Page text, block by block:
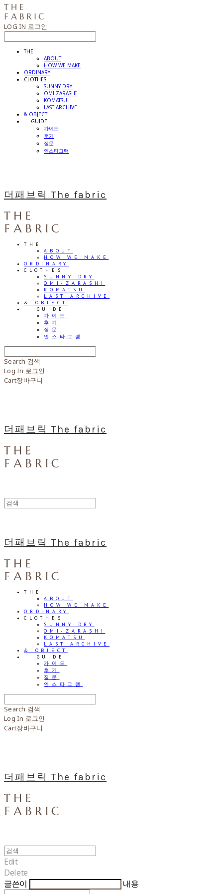
LOG IN 로그인
THE
ABOUT
HOW WE MAKE
ORDINARY
CLOTHES
SUNNY DRY
OMI-ZARASHI
KOMATSU
LAST ARCHIVE
& OBJECT
⠀⠀GUIDE
가이드
후기
질문
인스타그램
더패브릭 The fabric
THE
ABOUT
HOW WE MAKE
ORDINARY
CLOTHES
SUNNY DRY
OMI-ZARASHI
KOMATSU
LAST ARCHIVE
& OBJECT
⠀⠀GUIDE
가이드
후기
질문
인스타그램
Search 검색
Log In 로그인
Cart장바구니
더패브릭 The fabric
더패브릭 The fabric
THE
ABOUT
HOW WE MAKE
ORDINARY
CLOTHES
SUNNY DRY
OMI-ZARASHI
KOMATSU
LAST ARCHIVE
& OBJECT
⠀⠀GUIDE
가이드
후기
질문
인스타그램
Search 검색
Log In 로그인
Cart장바구니
더패브릭 The fabric
Edit
Delete
글쓴이
내용